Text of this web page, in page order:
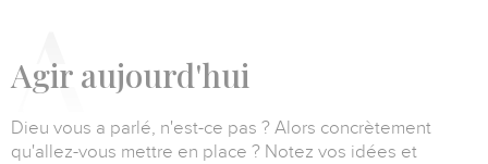
Agir aujourd'hui
Dieu vous a parlé, n'est-ce pas ? Alors concrètement
qu'allez-vous mettre en place ? Notez vos idées et